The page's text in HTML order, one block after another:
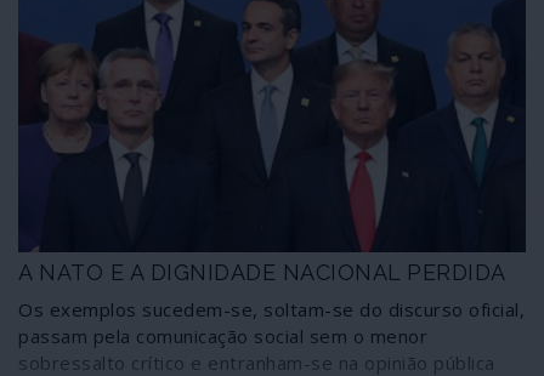
causa neste processo aos proponentes bastar-lhes-ia
fazê-la passar por Damasco, como estabelecem as
normas internacionais. Não quiseram.
A NATO E A DIGNIDADE NACIONAL PERDIDA
Os exemplos sucedem-se, soltam-se do discurso oficial,
passam pela comunicação social sem o menor
sobressalto crítico e entranham-se na opinião pública